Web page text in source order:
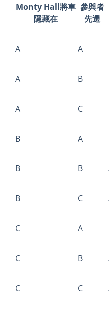
Monty Hall將車
隱藏在
參與者
先選
A A
A B
A C
B A
B B
B C
C A
C B
C C